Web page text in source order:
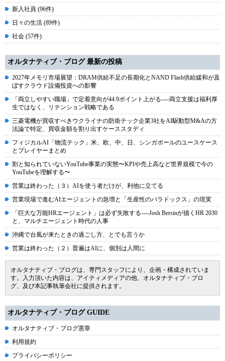
新入社員 (96件)
日々の生活 (89件)
社会 (57件)
オルタナティブ・ブログ 最新の投稿
2027年メモリ市場展望：DRAM供給不足の長期化とNAND Flash供給緩和が及
ぼすクラウド設備投資への影響
「両立しやすい職場」で定着意向が44.9ポイント上がる----両立支援は福利厚
生ではなく、リテンション戦略である
三菱電機が買収すべきウクライナの防衛テック企業3社をAI駆動型M&Aの方
法論で特定、買収金額を割り出すケーススタディ
フィジカルAI「物流テック」米、欧、中、日、シンガポールのユースケース
とプレイヤーまとめ
割と知られていないYouTube事業の実態〜KPIや売上高など世界規模で今の
YouTubeを理解する〜
営業は終わった（３）AIを使う者だけが、利他に立てる
営業現場で進むAIエージェントの急増と「生産性のパラドックス」の現実
「巨大な万能HRエージェント」は必ず失敗する----Josh Bersinが描くHR 2030
と、マルチエージェント時代の人事
沖縄で台風が来たときの過ごし方、とでも言うか
営業は終わった（２）普遍はAIに、個別は人間に
オルタナティブ・ブログは、専門スタッフにより、企画・構成されていま
す。入力頂いた内容は、アイティメディアの他、オルタナティブ・ブロ
グ、及び本記事執筆会社に提供されます。
オルタナティブ・ブログ GUIDE
オルタナティブ・ブログ憲章
利用規約
プライバシーポリシー